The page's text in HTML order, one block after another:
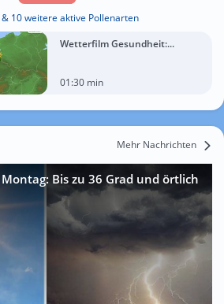
10 weitere aktive Pollenarten
Wetterfilm Gesundheit:...
01:30 min
Mehr Nachrichten
Bis zu 36 Grad und örtlich